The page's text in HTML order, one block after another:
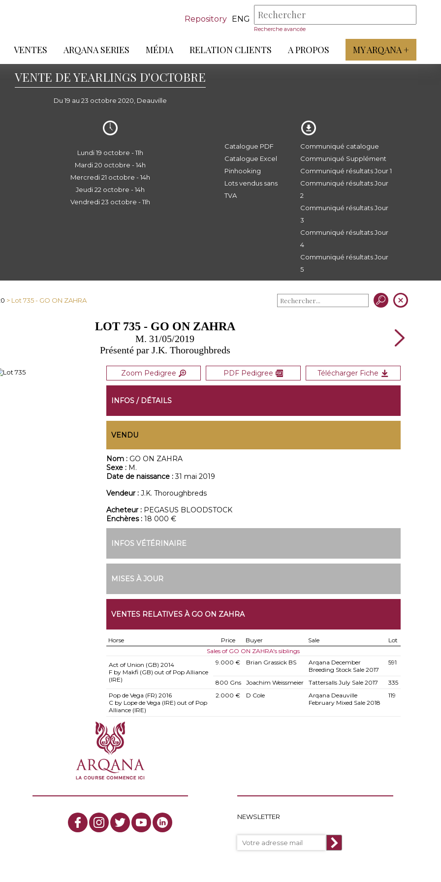
Repository ENG
Recherche avancée
VENTES ARQANA SERIES MÉDIA RELATION CLIENTS A PROPOS MY ARQANA +
VENTE DE YEARLINGS D'OCTOBRE
Du 19 au 23 octobre 2020, Deauville
Lundi 19 octobre - 11h
Mardi 20 octobre - 14h
Mercredi 21 octobre - 14h
Jeudi 22 octobre - 14h
Vendredi 23 octobre - 11h
Catalogue PDF
Catalogue Excel
Pinhooking
Lots vendus sans
TVA
Communiqué catalogue
Communiqué Supplément
Communiqué résultats Jour 1
Communiqué résultats Jour
2
Communiqué résultats Jour
3
Communiqué résultats Jour
4
Communiqué résultats Jour
5
> Lot 735 - GO ON ZAHRA
LOT 735 - GO ON ZAHRA
M. 31/05/2019
Présenté par J.K. Thoroughbreds
Zoom Pedigree PDF Pedigree Télécharger Fiche
INFOS / DÉTAILS
VENDU
Nom : GO ON ZAHRA
Sexe : M.
Date de naissance :31 mai 2019
Vendeur : J.K. Thoroughbreds
Acheteur : PEGASUS BLOODSTOCK
Enchères : 18 000 €
INFOS VÉTÉRINAIRE
MISES À JOUR
VENTES RELATIVES À GO ON ZAHRA
Horse Price Buyer Sale
Lot
Sales of GO ON ZAHRA's siblings
Act of Union (GB) 2014
F by Makfi (GB) out of Pop Alliance
(IRE)
9.000 € Brian Grassick BS
Arqana December
Breeding Stock Sale 2017
591
800 Gns Joachim Weissmeier Tattersalls July Sale 2017
335
Pop de Vega (FR) 2016
C by Lope de Vega (IRE) out of Pop
Alliance (IRE)
2.000 € D Cole
Arqana Deauville
February Mixed Sale 2018
119
NEWSLETTER